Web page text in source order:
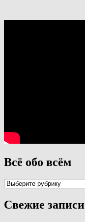
Всё обо всём
Всё
всём
Свежие записи